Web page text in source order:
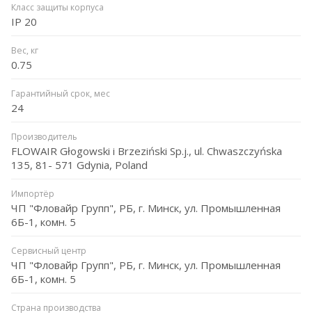
Класс защиты корпуса
IP 20
Вес, кг
0.75
Гарантийный срок, мес
24
Производитель
FLOWAIR Głogowski i Brzeziński Sp.j., ul. Chwaszczyńska
135, 81- 571 Gdynia, Poland
Импортёр
ЧП "Фловайр Групп", РБ, г. Минск, ул. Промышленная
6Б-1, комн. 5
Сервисный центр
ЧП "Фловайр Групп", РБ, г. Минск, ул. Промышленная
6Б-1, комн. 5
Страна производства